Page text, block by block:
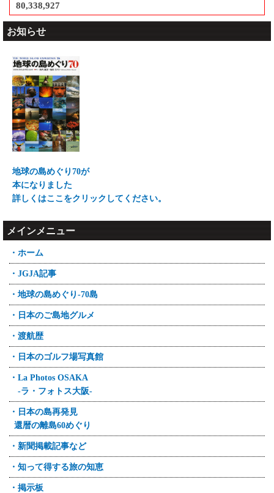
80,338,927
お知らせ
地球の島めぐり70が
本になりました
詳しくはここをクリックしてください。
メインメニュー
・ホーム
・JGJA記事
・地球の島めぐり-70島
・日本のご島地グルメ
・渡航歴
・日本のゴルフ場写真館
・La Photos OSAKA
-ラ・フォトス大阪-
・日本の島再発見
還暦の離島60めぐり
・新聞掲載記事など
・知って得する旅の知恵
・掲示板